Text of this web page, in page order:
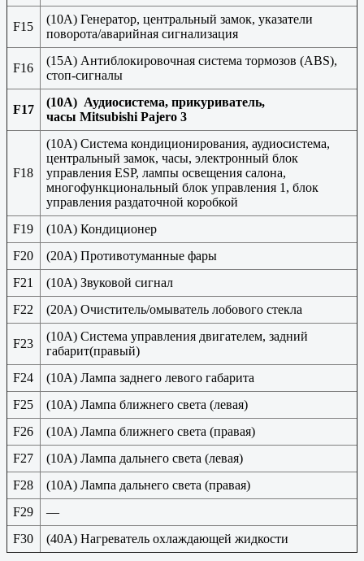
F15
(10A) Генератор, центральный замок, указатели
поворота/аварийная сигнализация
F16
(15A) Антиблокировочная система тормозов (ABS),
стоп-сигналы
F17
(10А) Аудиосистема, прикуриватель,
часы Mitsubishi Pajero 3
F18
(10A) Система кондиционирования, аудиосистема,
центральный замок, часы, электронный блок
управления ESP, лампы освещения салона,
многофункциональный блок управления 1, блок
управления раздаточной коробкой
F19
(10А) Кондиционер
F20
(20A) Противотуманные фары
F21
(10A) Звуковой сигнал
F22
(20A) Очиститель/омыватель лобового стекла
F23
(10A) Система управления двигателем, задний
габарит(правый)
F24
(10A) Лампа заднего левого габарита
F25
(10A) Лампа ближнего света (левая)
F26
(10A) Лампа ближнего света (правая)
F27
(10A) Лампа дальнего света (левая)
F28
(10A) Лампа дальнего света (правая)
F29
—
F30
(40A) Нагреватель охлаждающей жидкости